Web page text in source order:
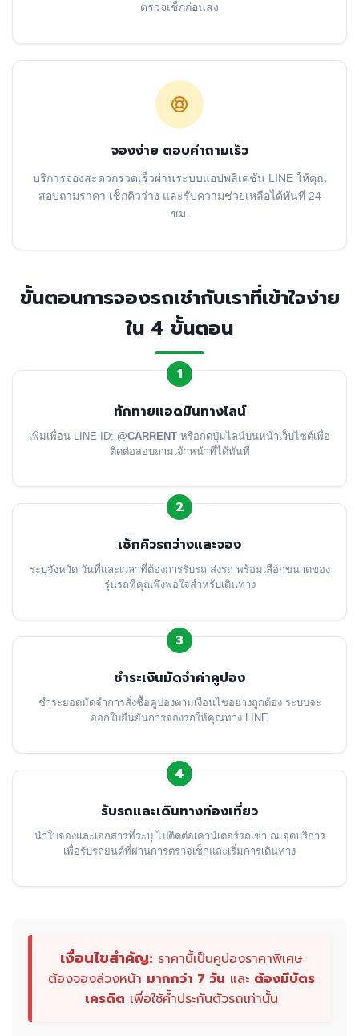
ตรวจเช็กก่อนส่ง
จองง่าย ตอบคำถามเร็ว
บริการจองสะดวกรวดเร็วผ่านระบบแอปพลิเคชัน LINE ให้คุณ
สอบถามราคา เช็กคิวว่าง และรับความช่วยเหลือได้ทันที 24
ชม.
ขั้นตอนการจองรถเช่ากับเราที่เข้าใจง่าย
ใน 4 ขั้นตอน
1
ทักทายแอดมินทางไลน์
เพิ่มเพื่อน LINE ID: @CARRENT หรือกดปุ่มไลน์บนหน้าเว็บไซต์เพื่อ
ติดต่อสอบถามเจ้าหน้าที่ได้ทันที
2
เช็กคิวรถว่างและจอง
ระบุจังหวัด วันที่และเวลาที่ต้องการรับรถ ส่งรถ พร้อมเลือกขนาดของ
รุ่นรถที่คุณพึงพอใจสำหรับเดินทาง
3
ชำระเงินมัดจำค่าคูปอง
ชำระยอดมัดจำการสั่งซื้อคูปองตามเงื่อนไขอย่างถูกต้อง ระบบจะ
ออกใบยืนยันการจองรถให้คุณทาง LINE
4
รับรถและเดินทางท่องเที่ยว
นำใบจองและเอกสารที่ระบุ ไปติดต่อเคาน์เตอร์รถเช่า ณ จุดบริการ
เพื่อรับรถยนต์ที่ผ่านการตรวจเช็กและเริ่มการเดินทาง
เงื่อนไขสำคัญ: ราคานี้เป็นคูปองราคาพิเศษ
ต้องจองล่วงหน้า มากกว่า 7 วัน และ ต้องมีบัตร
เครดิต เพื่อใช้ค้ำประกันตัวรถเท่านั้น